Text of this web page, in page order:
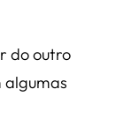
do outro
algumas